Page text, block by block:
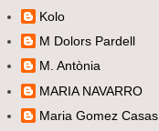
Kolo
M Dolors Pardell
M. Antònia
MARIA NAVARRO
Maria Gomez Casas